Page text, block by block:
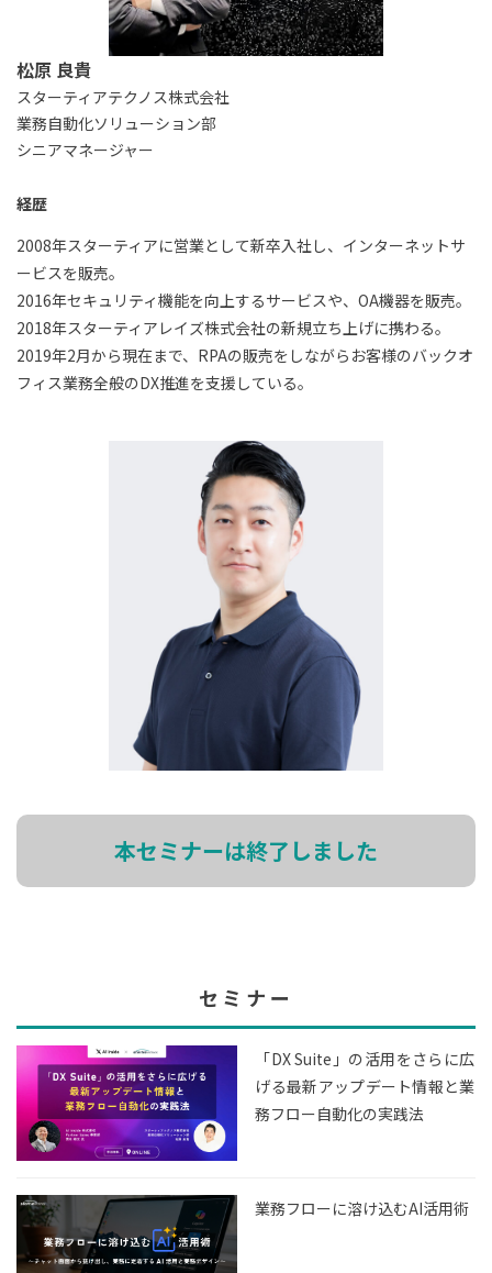
松原 良貴
スターティアテクノス株式会社
業務自動化ソリューション部
シニアマネージャー
経歴
2008年スターティアに営業として新卒入社し、インターネットサ
ービスを販売。
2016年セキュリティ機能を向上するサービスや、OA機器を販売。
2018年スターティアレイズ株式会社の新規立ち上げに携わる。
2019年2月から現在まで、RPAの販売をしながらお客様のバックオ
フィス業務全般のDX推進を支援している。
本セミナーは終了しました
セミナー
「DX Suite」の活用をさらに広
げる最新アップデート情報と業
務フロー自動化の実践法
業務フローに溶け込むAI活用術